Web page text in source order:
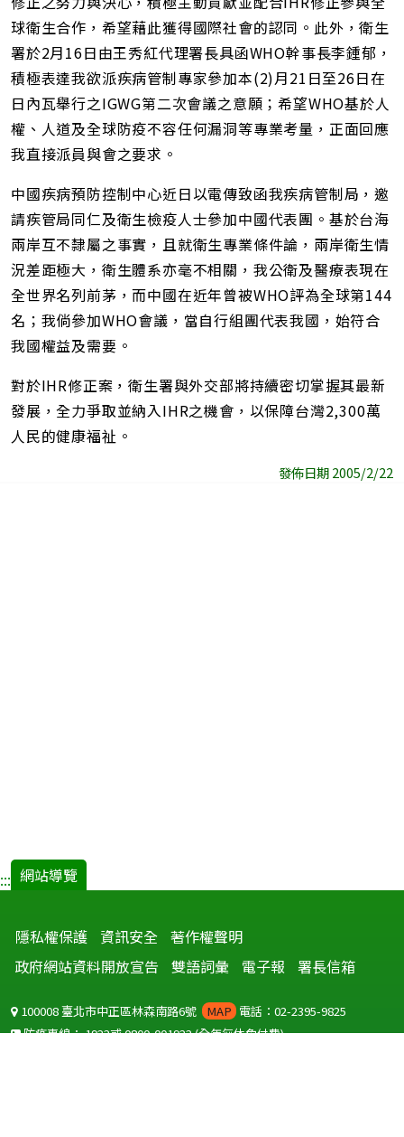
球衛生合作，希望藉此獲得國際社會的認同。此外，衛生
署於2月16日由王秀紅代理署長具函WHO幹事長李鍾郁，
積極表達我欲派疾病管制專家參加本(2)月21日至26日在
日內瓦舉行之IGWG第二次會議之意願；希望WHO基於人
權、人道及全球防疫不容任何漏洞等專業考量，正面回應
我直接派員與會之要求。
中國疾病預防控制中心近日以電傳致函我疾病管制局，邀
請疾管局同仁及衛生檢疫人士參加中國代表團。基於台海
兩岸互不隸屬之事實，且就衛生專業條件論，兩岸衛生情
況差距極大，衛生體系亦毫不相關，我公衛及醫療表現在
全世界名列前茅，而中國在近年曾被WHO評為全球第144
名；我倘參加WHO會議，當自行組團代表我國，始符合
我國權益及需要。
對於IHR修正案，衛生署與外交部將持續密切掌握其最新
發展，全力爭取並納入IHR之機會，以保障台灣2,300萬
人民的健康福祉。
發佈日期 2005/2/22
::: 網站導覽
隱私權保護 資訊安全 著作權聲明
政府網站資料開放宣告
雙語詞彙 電子報 署長信箱
100008 臺北市中正區林森南路6號 MAP 電話：02-2395-9825
防疫專線：1922或0800-001922(全年無休免付費)